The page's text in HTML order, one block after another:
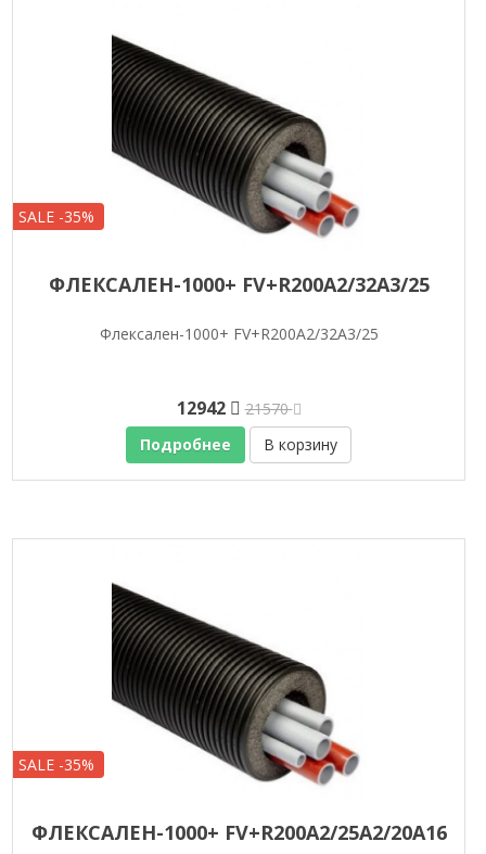
SALE -35%
ФЛЕКСАЛЕН-1000+ FV+R200A2/32A3/25
Флексален-1000+ FV+R200A2/32A3/25
12942
21570
Подробнее
В корзину
SALE -35%
ФЛЕКСАЛЕН-1000+ FV+R200A2/25A2/20A16